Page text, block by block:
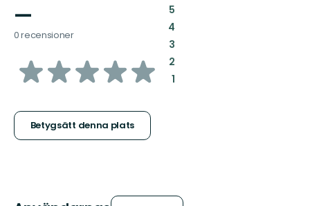
—
0 recensioner
av
stjärnor
Betygsätt denna plats
5:
4:
3:
2:
1: